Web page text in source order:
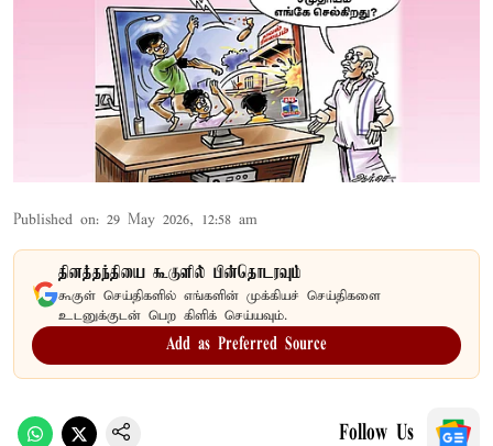
Published on: 29 May 2026, 12:58 am
தினத்தந்தியை கூகுளில் பின்தொடரவும்
கூகுள் செய்திகளில் எங்களின் முக்கியச் செய்திகளை
உடனுக்குடன் பெற கிளிக் செய்யவும்.
Add as Preferred Source
Follow Us